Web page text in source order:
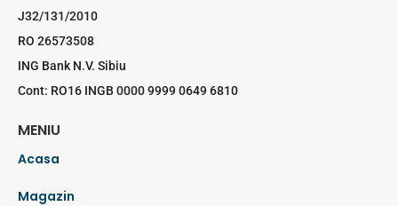
J32/131/2010
RO 26573508
ING Bank N.V. Sibiu
Cont: RO16 INGB 0000 9999 0649 6810
MENIU
Acasa
Magazin